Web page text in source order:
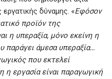
δύναμης. «Εφόσον
προϊόν της
η υπεραξία, μόνο εκείνη η
παράγει άμεσαυπεραξία…
που εκτελεί
η εργασίαείναι παραγωγική